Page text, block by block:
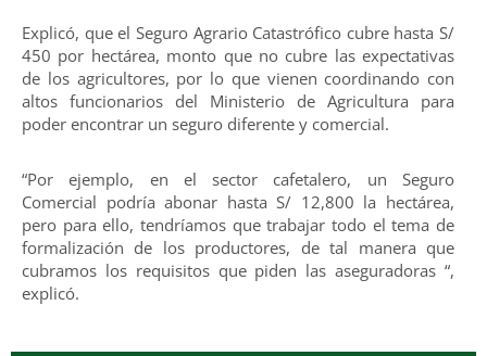
Explicó, que el Seguro Agrario Catastrófico cubre hasta S/
450 por hectárea, monto que no cubre las expectativas
de los agricultores, por lo que vienen coordinando con
altos funcionarios del Ministerio de Agricultura para
poder encontrar un seguro diferente y comercial.
“Por ejemplo, en el sector cafetalero, un Seguro
Comercial podría abonar hasta S/ 12,800 la hectárea,
pero para ello, tendríamos que trabajar todo el tema de
formalización de los productores, de tal manera que
cubramos los requisitos que piden las aseguradoras “,
explicó.